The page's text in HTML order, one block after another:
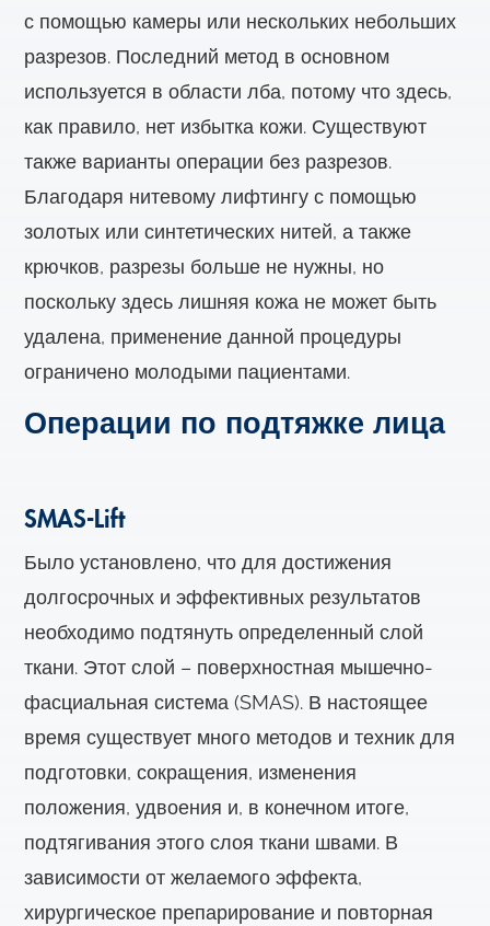
с помощью камеры или нескольких небольших
разрезов. Последний метод в основном
используется в области лба, потому что здесь,
как правило, нет избытка кожи. Существуют
также варианты операции без разрезов.
Благодаря нитевому лифтингу с помощью
золотых или синтетических нитей, а также
крючков, разрезы больше не нужны, но
поскольку здесь лишняя кожа не может быть
удалена, применение данной процедуры
ограничено молодыми пациентами.
Операции по подтяжке лица
SMAS-Lift
Было установлено, что для достижения
долгосрочных и эффективных результатов
необходимо подтянуть определенный слой
ткани. Этот слой – поверхностная мышечно-
фасциальная система (SMAS). В настоящее
время существует много методов и техник для
подготовки, сокращения, изменения
положения, удвоения и, в конечном итоге,
подтягивания этого слоя ткани швами. В
зависимости от желаемого эффекта,
хирургическое препарирование и повторная